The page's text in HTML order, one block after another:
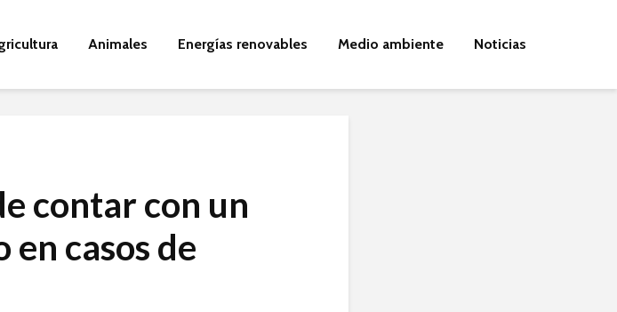
Animales Energías renovables Medio ambiente Noticias
contar con un
casos de